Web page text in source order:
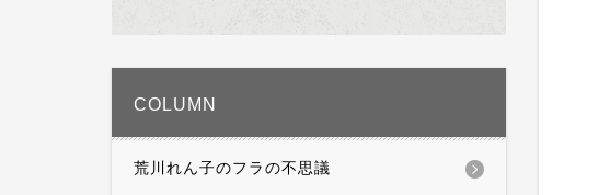
COLUMN
荒川れん子のフラの不思議